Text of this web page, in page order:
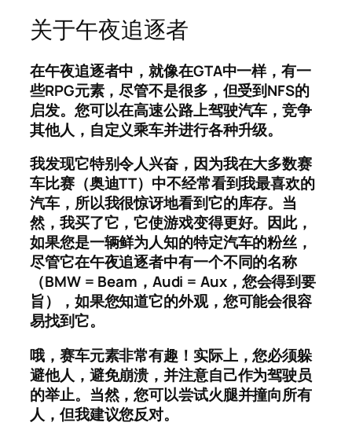
关于午夜追逐者
在午夜追逐者中，就像在GTA中一样，有一
些RPG元素，尽管不是很多，但受到NFS的
启发。您可以在高速公路上驾驶汽车，竞争
其他人，自定义乘车并进行各种升级。
我发现它特别令人兴奋，因为我在大多数赛
车比赛（奥迪TT）中不经常看到我最喜欢的
汽车，所以我很惊讶地看到它的库存。当
然，我买了它，它使游戏变得更好。因此，
如果您是一辆鲜为人知的特定汽车的粉丝，
尽管它在午夜追逐者中有一个不同的名称
（BMW = Beam，Audi = Aux，您会得到要
旨），如果您知道它的外观，您可能会很容
易找到它。
哦，赛车元素非常有趣！实际上，您必须躲
避他人，避免崩溃，并注意自己作为驾驶员
的举止。当然，您可以尝试火腿并撞向所有
人，但我建议您反对。